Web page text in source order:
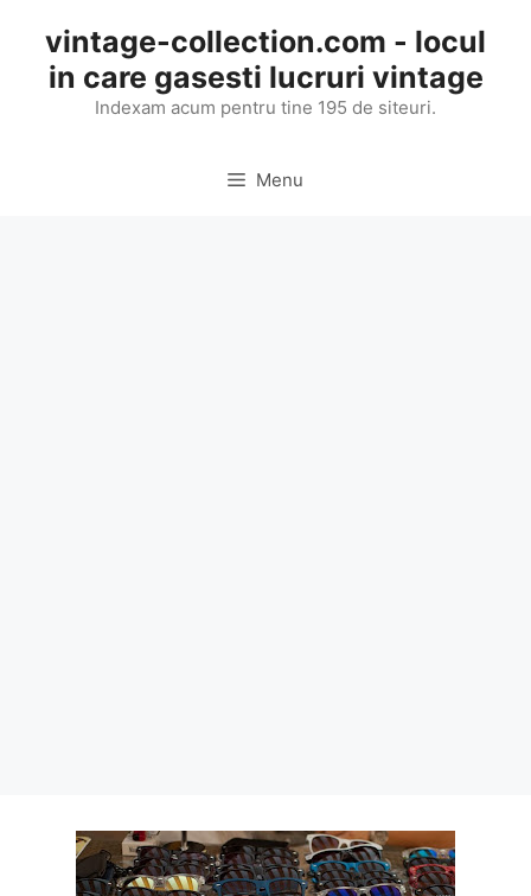
content
vintage-collection.com - locul
in care gasesti lucruri vintage
Indexam acum pentru tine 195 de siteuri.
Menu